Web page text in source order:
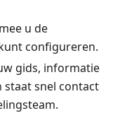
u de
configureren.
gids, informatie
staat snel contact